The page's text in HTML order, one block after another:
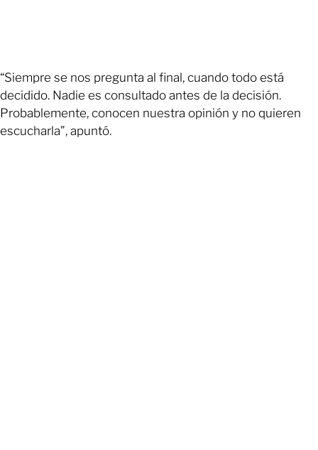
“Siempre se nos pregunta al final, cuando todo está
decidido. Nadie es consultado antes de la decisión.
Probablemente, conocen nuestra opinión y no quieren
escucharla”, apuntó.